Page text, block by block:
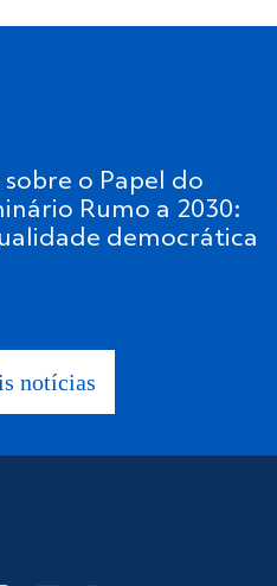
o Papel do
Rumo a 2030:
democrática
notícias